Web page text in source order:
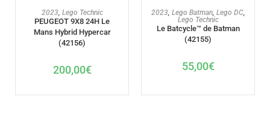
AJOUTER AU PANIER
2023, Lego Technic
PEUGEOT 9X8 24H Le
Mans Hybrid Hypercar
(42156)
200,00€
AJOUTER AU PANIER
2023, Lego Batman, Lego DC,
Lego Technic
Le Batcycle™ de Batman
(42155)
55,00€